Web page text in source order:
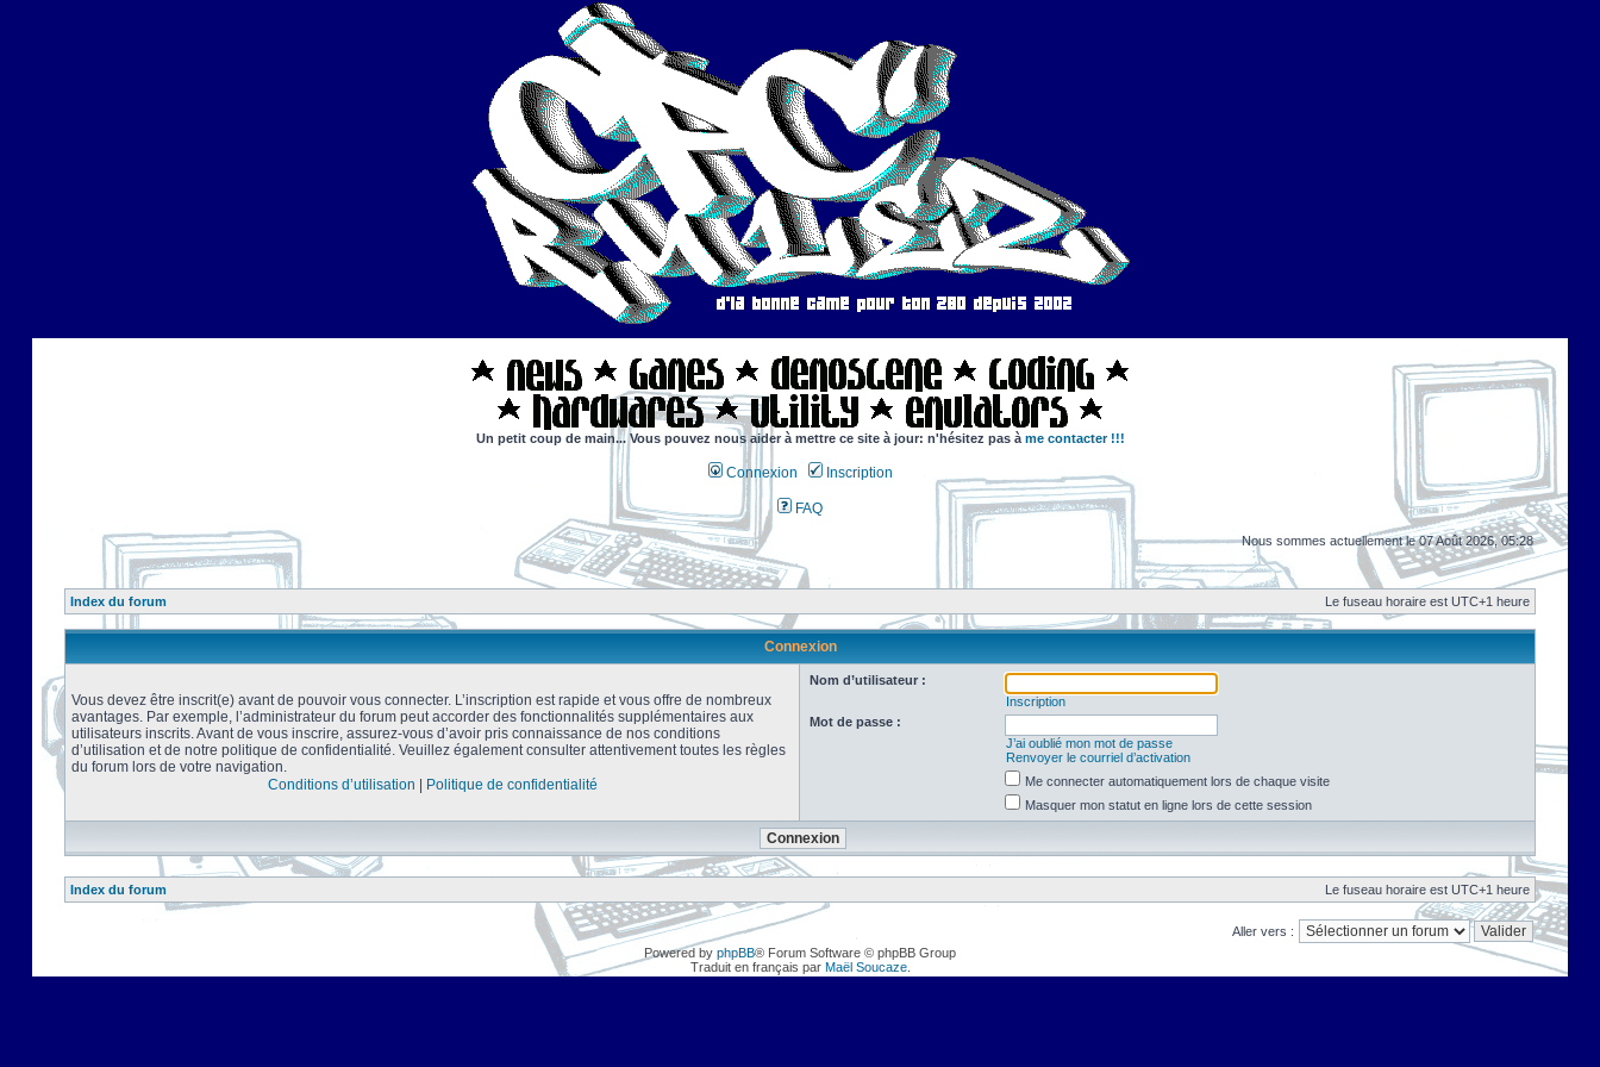
Un petit coup de main... Vous pouvez nous aider à mettre ce site à jour: n'hésitez pas à me contacter !!!
Connexion Inscription
FAQ
Nous sommes actuellement le 07 Août 2026, 05:28
Index du forum Le fuseau horaire est UTC+1 heure
Connexion
Vous devez être inscrit(e) avant de pouvoir vous connecter. L’inscription est rapide et vous offre de nombreux
avantages. Par exemple, l’administrateur du forum peut accorder des fonctionnalités supplémentaires aux
utilisateurs inscrits. Avant de vous inscrire, assurez-vous d’avoir pris connaissance de nos conditions
d’utilisation et de notre politique de confidentialité. Veuillez également consulter attentivement toutes les règles
du forum lors de votre navigation.
Conditions d’utilisation
Politique de confidentialité
Nom d’utilisateur :
Inscription
Mot de passe :
J’ai oublié mon mot de passe
Renvoyer le courriel d’activation
Me connecter automatiquement lors de chaque visite
Masquer mon statut en ligne lors de cette session
Index du forum Le fuseau horaire est UTC+1 heure
Aller vers :
Powered by phpBB® Forum Software © phpBB Group
Traduit en français par Maël Soucaze.